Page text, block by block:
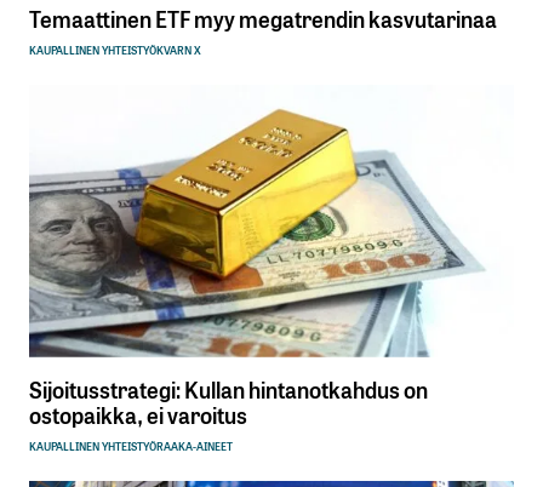
Temaattinen ETF myy megatrendin kasvutarinaa
KAUPALLINEN YHTEISTYÖKVARN X
Sijoitusstrategi: Kullan hintanotkahdus on
ostopaikka, ei varoitus
KAUPALLINEN YHTEISTYÖRAAKA-AINEET